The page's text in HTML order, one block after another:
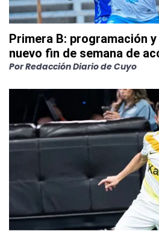
Primera B: programación
nuevo fin de semana de
PorRedacción Diario de Cuyo